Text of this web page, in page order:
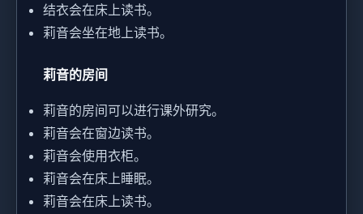
结衣会在床上读书。
莉音会坐在地上读书。
莉音的房间
莉音的房间可以进行课外研究。
莉音会在窗边读书。
莉音会使用衣柜。
莉音会在床上睡眠。
莉音会在床上读书。